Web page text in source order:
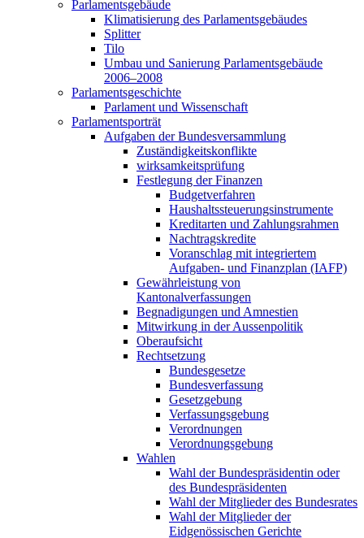
Parlamentsgebäude
Klimatisierung des Parlamentsgebäudes
Splitter
Tilo
Umbau und Sanierung Parlamentsgebäude
2006–2008
Parlamentsgeschichte
Parlament und Wissenschaft
Parlamentsporträt
Aufgaben der Bundesversammlung
Zuständigkeitskonflikte
wirksamkeitsprüfung
Festlegung der Finanzen
Budgetverfahren
Haushaltssteuerungsinstrumente
Kreditarten und Zahlungsrahmen
Nachtragskredite
Voranschlag mit integriertem
Aufgaben- und Finanzplan (IAFP)
Gewährleistung von
Kantonalverfassungen
Begnadigungen und Amnestien
Mitwirkung in der Aussenpolitik
Oberaufsicht
Rechtsetzung
Bundesgesetze
Bundesverfassung
Gesetzgebung
Verfassungsgebung
Verordnungen
Verordnungsgebung
Wahlen
Wahl der Bundespräsidentin oder
des Bundespräsidenten
Wahl der Mitglieder des Bundesrates
Wahl der Mitglieder der
Eidgenössischen Gerichte